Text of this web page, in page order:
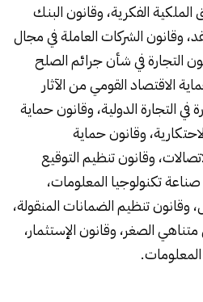
الفكرية، وقانون البنك
وقانون الشركات العاملة في مجال
التجارة في شأن جرائم الصلح
الاقتصاد القومي من الآثار
التجارة الدولية، وقانون حماية
وقانون حماية
وقانون تنظيم التوقيع
صناعة تكنولوجيا المعلومات،
تنظيم الضمانات المنقولة،
الصغر، وقانون الإستثمار،